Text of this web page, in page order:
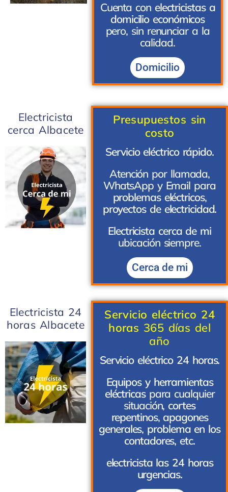
Cuenta con electricistas a
domicilio económicos
pero, sin renunciar a la
calidad.
Domicilio
Electricista
cerca Albacete
Presupuestos sin
costo
Servicio eléctrico rápido.
Atención por llamada,
WhatsApp y Email para
problemas eléctricos,
proyectos de electricidad.
Electricista cerca de mi
ubicación siempre.
Cerca de mi
Electricista 24
horas Albacete
Servicio eléctrico 24
horas 365 días del
año
Servicio eléctrico 24 horas.
Equipos y herramientas
eléctricaspara cualquier
situación, cortes
repentinos, apagones
generales, problema en los
contadores, etc.
electricista las 24 horas
urgencias.